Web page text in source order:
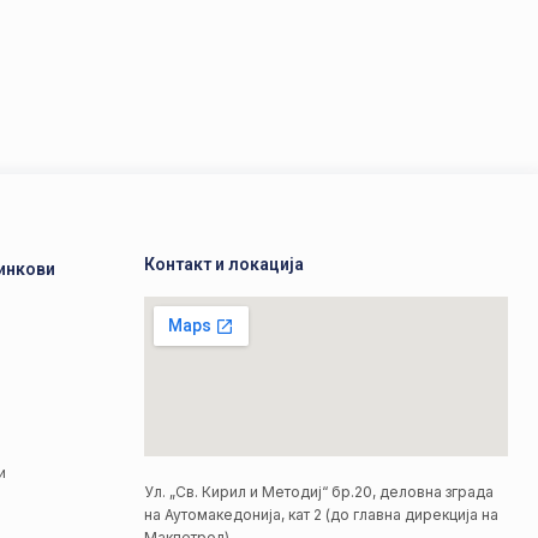
Контакт и локација
Ул. „Св. Кирил и Методиј“ бр.20, деловна зграда
на Аутомакедонија, кат 2 (до главна дирекција на